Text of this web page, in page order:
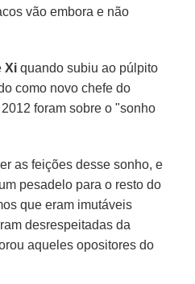
vão embora e não
Xi quando subiu ao púlpito
como novo chefe do
foram sobre o "sonho
as feições desse sonho, e
pesadelo para o resto do
que eram imutáveis
desrespeitadas da
aqueles opositores do